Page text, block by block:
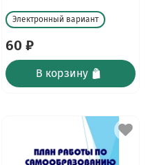
Электронный вариант
60 ₽
В корзину